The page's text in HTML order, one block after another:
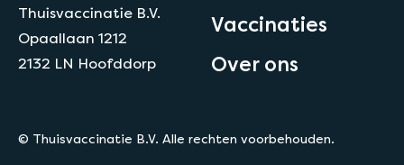
Thuisvaccinatie B.V.
Opaallaan 1212
2132 LN Hoofddorp
Vaccinaties
Over ons
© Thuisvaccinatie B.V. Alle rechten voorbehouden.